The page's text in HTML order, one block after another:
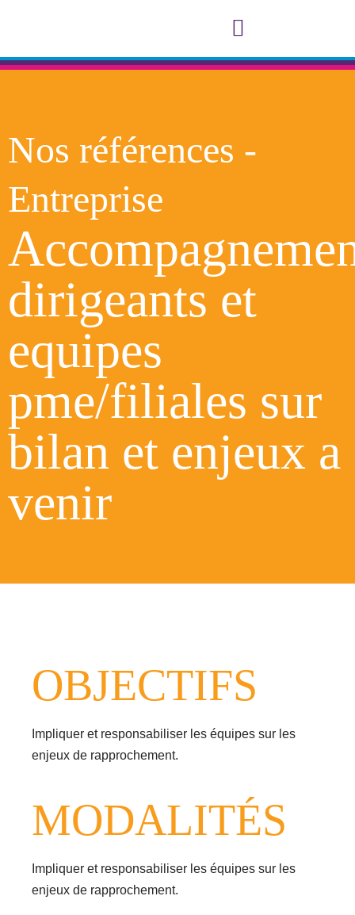
Nos références -
Entreprise
dirigeants et
equipes
pme/filiales sur
bilan et enjeux a
venir
OBJECTIFS
Impliquer et responsabiliser les équipes sur les
enjeux de rapprochement.
MODALITÉS
Impliquer et responsabiliser les équipes sur les
enjeux de rapprochement.